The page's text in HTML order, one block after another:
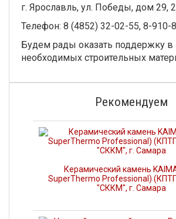
г. Ярославль, ул. Победы, дом 29,
Телефон: 8 (4852) 32-02-55, 8-910-
Будем рады оказать поддержку
необходимых строительных
Рекомендуем
Керамический камень
SuperThermo Professional)
"СККМ", г. Самара